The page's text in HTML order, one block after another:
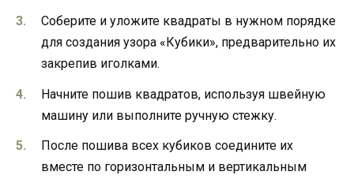
Соберите и уложите квадраты в нужном порядке
для создания узора «Кубики», предварительно их
закрепив иголками.
Начните пошив квадратов, используя швейную
машину или выполните ручную стежку.
После пошива всех кубиков соедините их
вместе по горизонтальным и вертикальным